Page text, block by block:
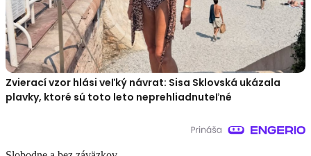
Zvierací vzor hlási veľký návrat: Sisa Sklovská ukázala
plavky, ktoré sú toto leto neprehliadnuteľné